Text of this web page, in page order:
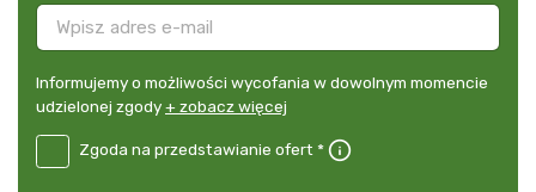
Informujemy
o
wycofania
Informujemy o możliwości wycofania w dowolnym momencie
udzielonej zgody+ zobacz więcej
DE
Zgoda na przedstawianie ofert *